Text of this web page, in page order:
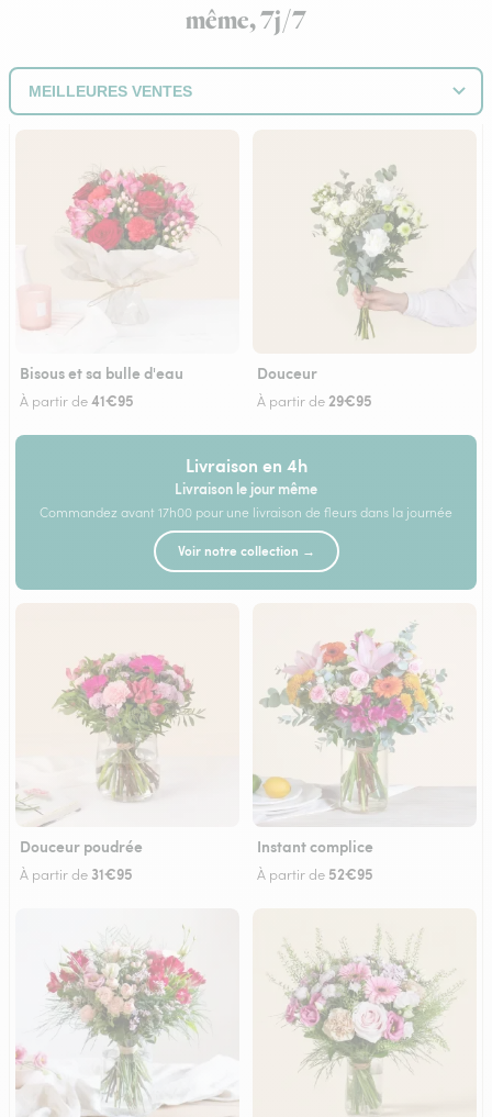
même, 7j/7
Bisous et sa bulle d'eau
À partir de41€95
Douceur
À partir de 29€95
Livraison en 4h
Livraison le jour même
Commandez avant 17h00 pour une livraison de fleurs dans la journée
Voir notre collection →
Douceur poudrée
À partir de 31€95
Instant complice
À partir de 52€95